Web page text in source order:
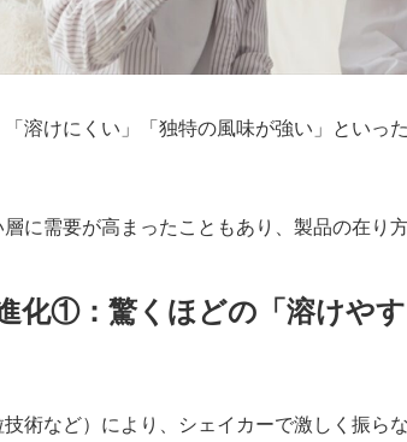
溶けにくい」「独特の風味が強い」といっ
に需要が高まったこともあり、製品の在り
化①：驚くほどの「溶けや
術など）により、シェイカーで激しく振らな